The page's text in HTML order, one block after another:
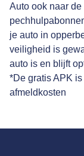
Auto ook naar
je auto in
veiligheid is
auto is en blijft
*De gratis APK
afmeldkosten